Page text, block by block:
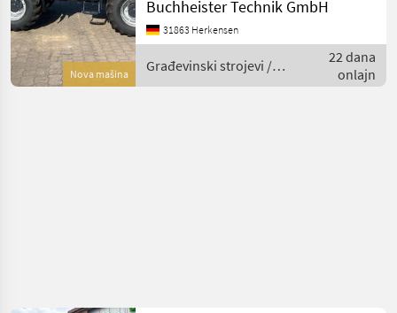
Nova mašina
22.5, Zustand-Bereifung (h):
100 %, Geschwindigkeit: 40
km/h, Tragkraft: 4200 kg
Buchheister Technik GmbH
31863 Herkensen
Građevinski strojevi /
Schäffer
22 dana
onlajn